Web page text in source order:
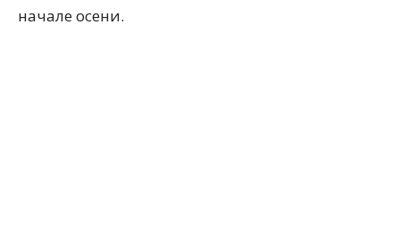
начале осени.